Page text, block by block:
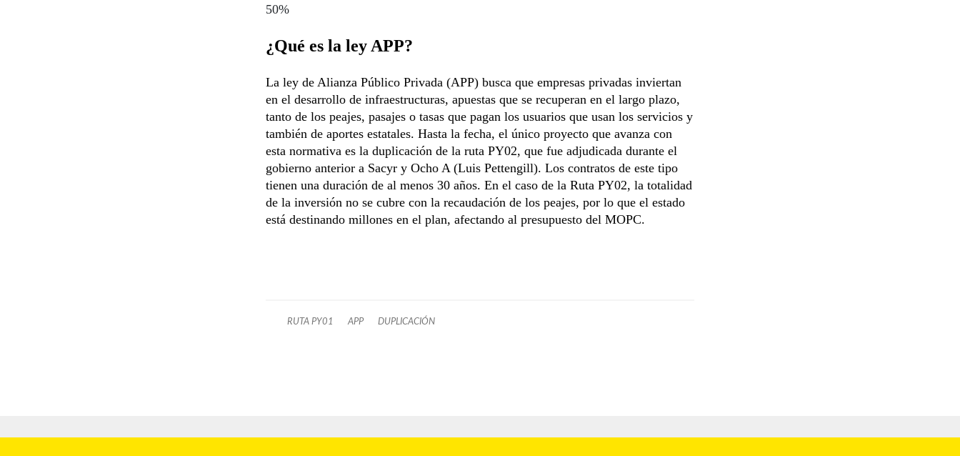
50%
¿Qué es la ley APP?
La ley de Alianza Público Privada (APP) busca que empresas privadas inviertan
en el desarrollo de infraestructuras, apuestas que se recuperan en el largo plazo,
tanto de los peajes, pasajes o tasas que pagan los usuarios que usan los servicios y
también de aportes estatales. Hasta la fecha, el único proyecto que avanza con
esta normativa es la duplicación de la ruta PY02, que fue adjudicada durante el
gobierno anterior a Sacyr y Ocho A (Luis Pettengill). Los contratos de este tipo
tienen una duración de al menos 30 años. En el caso de la Ruta PY02, la totalidad
de la inversión no se cubre con la recaudación de los peajes, por lo que el estado
está destinando millones en el plan, afectando al presupuesto del MOPC.
RUTA PY01 APP DUPLICACIÓN